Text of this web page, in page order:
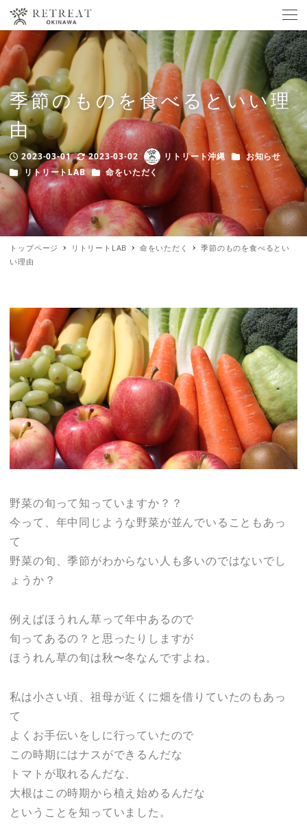
季節のものを食べるといい理
由
Published
2023-03-01
Modified
2023-03-02
Author
リトリート沖縄 カテゴリー
お知らせ
カテゴリー
リトリートLAB カテゴリー
命をいただく
トップページ リトリートLAB 命をいただく
季節のものを食べるとい
い理由
野菜の旬って知っていますか？？
今って、年中同じような野菜が並んでいることもあっ
て
野菜の旬、季節がわからない人も多いのではないでし
ょうか？
例えばほうれん草って年中あるので
旬ってあるの？と思ったりしますが
ほうれん草の旬は秋〜冬なんですよね。
私は小さい頃、祖母が近くに畑を借りていたのもあっ
て
よくお手伝いをしに行っていたので
この時期にはナスができるんだな
トマトが取れるんだな、
大根はこの時期から植え始めるんだな
ということを知っていました。